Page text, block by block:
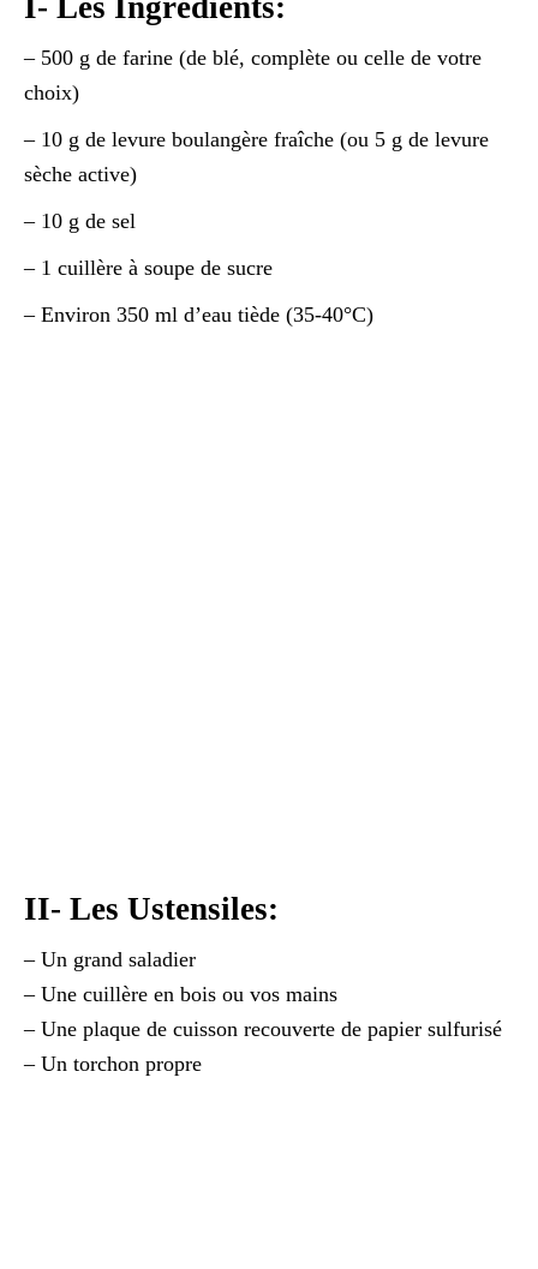
I- Les Ingrédients:
– 500 g de farine (de blé, complète ou celle de votre
choix)
– 10 g de levure boulangère fraîche (ou 5 g de levure
sèche active)
– 10 g de sel
– 1 cuillère à soupe de sucre
– Environ 350 ml d’eau tiède (35-40°C)
II- Les Ustensiles:
– Un grand saladier
– Une cuillère en bois ou vos mains
– Une plaque de cuisson recouverte de papier sulfurisé
– Un torchon propre